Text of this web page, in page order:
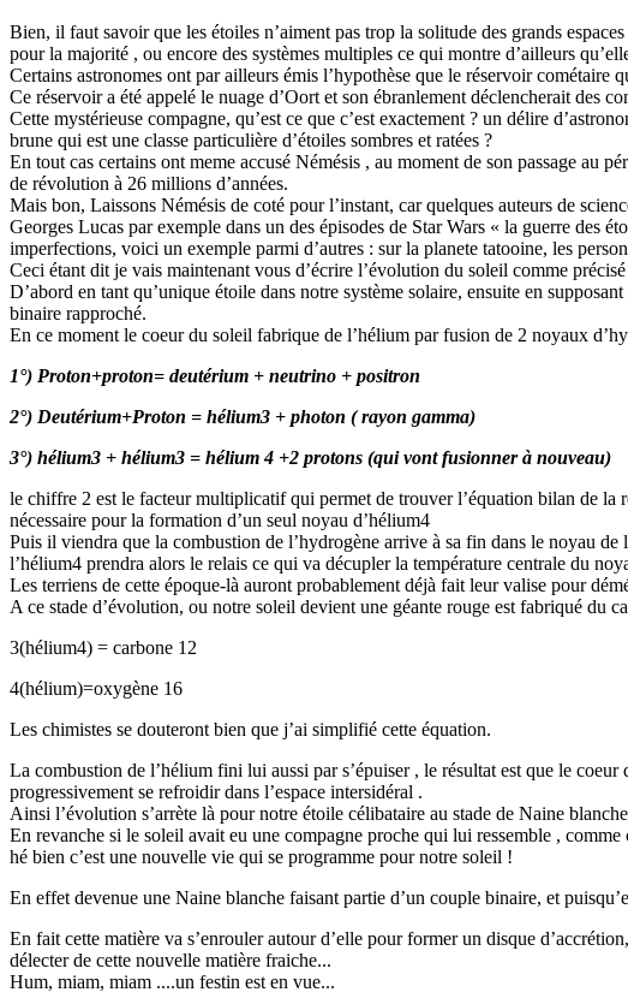
Bien, il faut savoir que les étoiles n’aiment pas trop la solitude des grands
pour la majorité , ou encore des systèmes multiples ce qui montre d’ailleurs
Certains astronomes ont par ailleurs émis l’hypothèse que le réservoir cométaire
Ce réservoir a été appelé le nuage d’Oort et son ébranlement déclencherait des
Cette mystérieuse compagne, qu’est ce que c’est exactement ? un délire
brune qui est une classe particulière d’étoiles sombres et ratées ?
En tout cas certains ont meme accusé Némésis , au moment de son passage au
de révolution à 26 millions d’années.
Mais bon, Laissons Némésis de coté pour l’instant, car quelques auteurs de
Georges Lucas par exemple dans un des épisodes de Star Wars « la guerre des
imperfections, voici un exemple parmi d’autres : sur la planete tatooine, les
Ceci étant dit je vais maintenant vous d’écrire l’évolution du soleil comme
D’abord en tant qu’unique étoile dans notre système solaire, ensuite en
binaire rapproché.
En ce moment le coeur du soleil fabrique de l’hélium par fusion de 2 noyaux
1°) Proton+proton= deutérium + neutrino + positron
2°) Deutérium+Proton = hélium3 + photon ( rayon gamma)
3°) hélium3 + hélium3 = hélium 4 +2 protons (qui vont fusionner à nouveau)
le chiffre 2 est le facteur multiplicatif qui permet de trouver l’équation bilan de
nécessaire pour la formation d’un seul noyau d’hélium4
Puis il viendra que la combustion de l’hydrogène arrive à sa fin dans le noyau de
l’hélium4 prendra alors le relais ce qui va décupler la température centrale du
Les terriens de cette époque-là auront probablement déjà fait leur valise pour
A ce stade d’évolution, ou notre soleil devient une géante rouge est fabriqué du
3(hélium4) = carbone 12
4(hélium)=oxygène 16
Les chimistes se douteront bien que j’ai simplifié cette équation.
La combustion de l’hélium fini lui aussi par s’épuiser , le résultat est que le
progressivement se refroidir dans l’espace intersidéral .
Ainsi l’évolution s’arrète là pour notre étoile célibataire au stade de Naine
En revanche si le soleil avait eu une compagne proche qui lui ressemble ,
hé bien c’est une nouvelle vie qui se programme pour notre soleil !
En effet devenue une Naine blanche faisant partie d’un couple binaire, et
En fait cette matière va s’enrouler autour d’elle pour former un disque
délecter de cette nouvelle matière fraiche...
Hum, miam, miam ....un festin est en vue...